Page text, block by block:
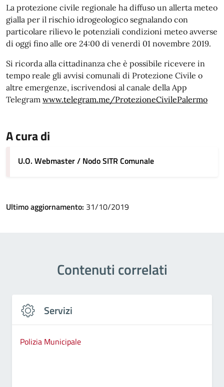
La protezione civile regionale ha diffuso un allerta meteo
gialla per il rischio idrogeologico segnalando con
particolare rilievo le potenziali condizioni meteo avverse
di oggi fino alle ore 24:00 di venerdì 01 novembre 2019.
Si ricorda alla cittadinanza che è possibile ricevere in
tempo reale gli avvisi comunali di Protezione Civile o
altre emergenze, iscrivendosi al canale della App
Telegram www.telegram.me/ProtezioneCivilePalermo
A cura di
U.O. Webmaster / Nodo SITR Comunale
Ultimo aggiornamento: 31/10/2019
Contenuti correlati
Servizi
Polizia Municipale